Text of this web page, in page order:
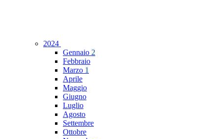
2024
Gennaio 2
Febbraio
Marzo 1
Aprile
Maggio
Giugno
Luglio
Agosto
Settembre
Ottobre